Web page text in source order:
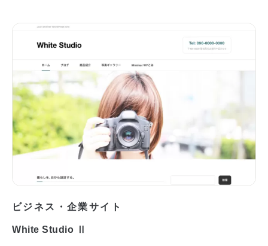
ビジネス・企業サイト
White Studio Ⅱ